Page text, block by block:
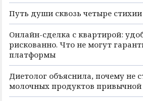
Путь души сквозь четыре стихии
Онлайн-сделка с квартирой:
рискованно. Что не могут
платформы
Диетолог объяснила, почему не
молочных продуктов